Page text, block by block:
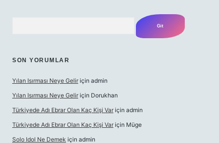
SON YORUMLAR
Yılan Isırması Neye Gelir için admin
Yılan Isırması Neye Gelir için Dorukhan
Türkiyede Adı Ebrar Olan Kaç Kişi Var için admin
Türkiyede Adı Ebrar Olan Kaç Kişi Var için Müge
Solo Idol Ne Demek için admin